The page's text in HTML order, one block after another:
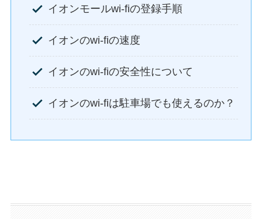
イオンモールwi-fiの登録手順
イオンのwi-fiの速度
イオンのwi-fiの安全性について
イオンのwi-fiは駐車場でも使えるのか？